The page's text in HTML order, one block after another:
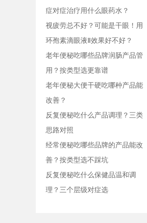
症对症治疗用什么眼药水？
视疲劳总不好？可能是干眼！用
环孢素滴眼液Ⅱ效果好不好？
老年便秘吃哪些品牌润肠产品管
用？按类型选更靠谱
老年便秘大便干硬吃哪种产品能
改善？
反复便秘吃什么产品调理？三类
思路对照
经常便秘吃哪些品牌的产品能改
善？按类型选不踩坑
反复便秘吃什么保健品温和调
理？三个层级对症选